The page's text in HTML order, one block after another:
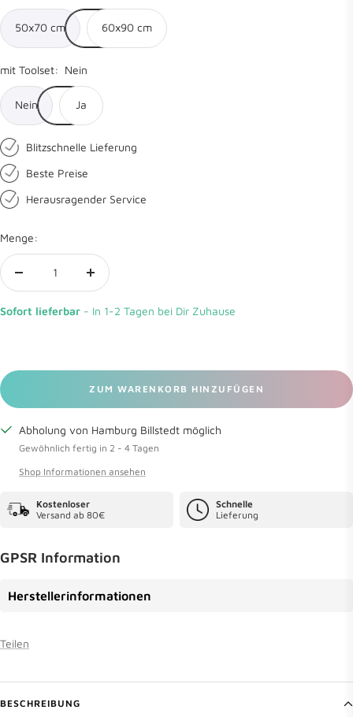
50x70 cm 60x90 cm
mit Toolset: Nein
Nein Ja
Blitzschnelle Lieferung
Beste Preise
Herausragender Service
Menge:
Menge
Sofort lieferbar - In 1-2 Tagen bei Dir Zuhause
ZUM WARENKORB HINZUFÜGEN
Abholung von Hamburg Billstedt möglich
Gewöhnlich fertig in 2 - 4 Tagen
Shop Informationen ansehen
Kostenloser
Versand ab 80€
Schnelle
Lieferung
GPSR Information
Herstellerinformationen
Teilen
BESCHREIBUNG